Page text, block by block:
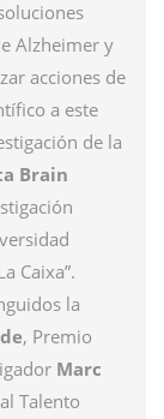
Alzheimer y
acciones de
a este
de la
Brain
Caixa”.
la
, Premio
Marc
Talento